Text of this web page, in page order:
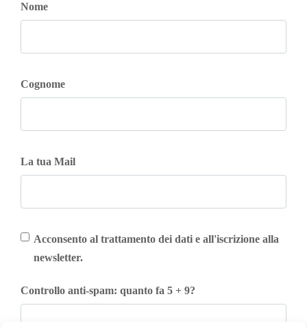
Nome
Cognome
La tua Mail
Acconsento al trattamento dei dati e all'iscrizione alla
newsletter.
Controllo anti-spam: quanto fa 5 + 9?